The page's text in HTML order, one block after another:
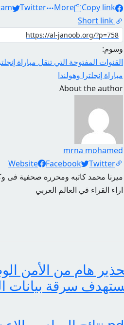
Twitter More
Copy link
Short link
وسوم:
القنوات المفتوحة التي تنقل مباراة
مباراة إنجلترا وهولندا
About the author
mrna mohamed
Social Links
Website Facebook
Twitter
ميرنا محمد كاتبه ومحرره صحفية فى
اراء القراء في العالم العربي
هام من الأمن
سرقة بيانات